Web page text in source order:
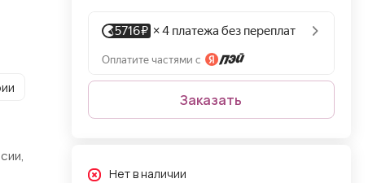
Заказать
Нет в наличии